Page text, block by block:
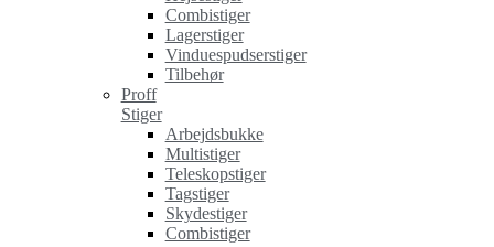
Combistiger
Lagerstiger
Vinduespudserstiger
Tilbehør
Proff
Stiger
Arbejdsbukke
Multistiger
Teleskopstiger
Tagstiger
Skydestiger
Combistiger